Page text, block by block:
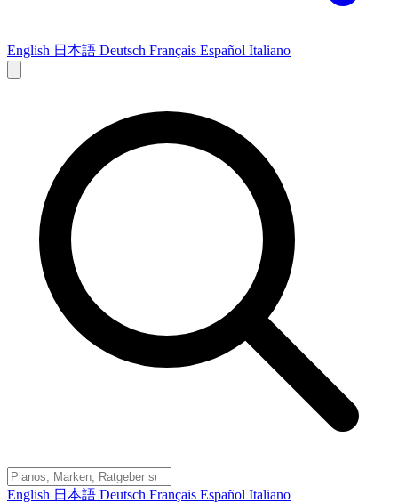
English 日本語 Deutsch Français Español Italiano
English 日本語 Deutsch Français Español Italiano